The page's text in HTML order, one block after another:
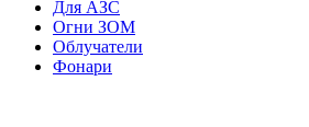
Для АЗС
Огни ЗОМ
Облучатели
Фонари